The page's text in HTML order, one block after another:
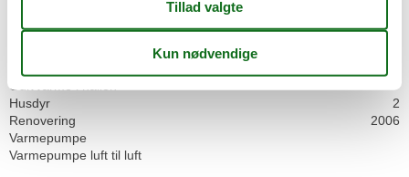
Byggeår
1969
Gulvvarme i hallen
Husdyr
2
Renovering
2006
Varmepumpe
Varmepumpe luft til luft